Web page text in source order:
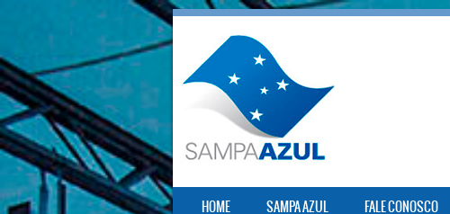
SKIP TO CONTENT
HOME SAMPA AZUL FALE CONOSCO